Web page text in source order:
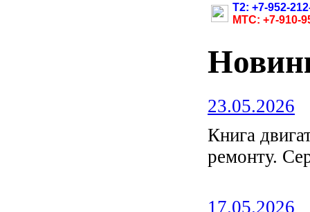
Т2: +7-952-
МТС: +7-910-
23.05.2026
Книга
ремонту.
17.05.2026